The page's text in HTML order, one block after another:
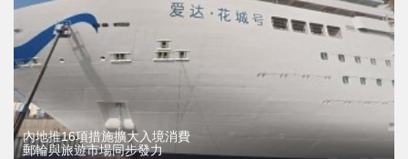
內地推16項措施擴大入境消費
郵輪與旅遊市場同步發力